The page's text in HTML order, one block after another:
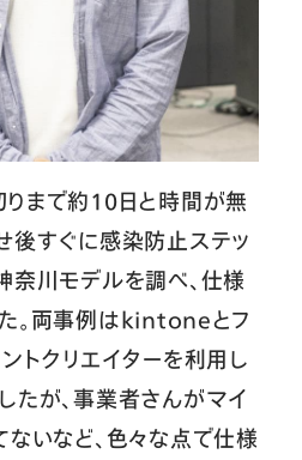
まで約10日と時間が無
後すぐに感染防止ステッ
奈川モデルを調べ、仕様
。両事例はkintoneとフ
トクリエイターを利用し
たが、事業者さんがマイ
ないなど、色々な点で仕様